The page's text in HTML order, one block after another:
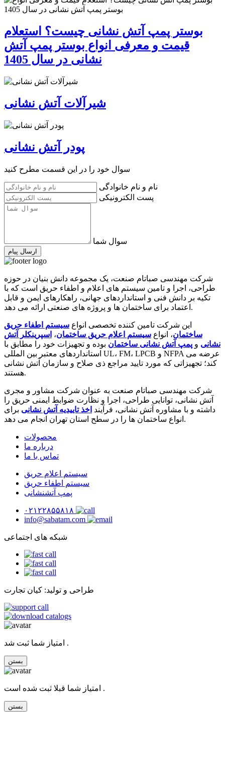
بوستر پمپ آتش نشانی چیست؟ استعلام
قیمت و معرفی انواع بوستر پمپ آتش
نشانی در سال 1405
شیرآلات آتش نشانی
پودر آتش نشانی
سوال خود را در این قسمت مطرح کنید
نام و نام خانوادگی
پست الکترونیکی
سوال شما
ارسال پیام
شرکت مهندسی صباتام صنعت، یک مجموعه دانش بنیان در حوزه
طراحی، اجرا و تامین سیستم های اعلام و اطفاء حریق است که با
تکیه بر دانش فنی و استانداردهای جهانی، راهکارهای ایمن و قابل
اعتماد برای ساختمان ها و پروژه های صنعتی ارائه می دهد.
این شرکت تامین کننده تخصصی انواع سیستم اطفاء حریق
ساختمان، انواع سیستم اعلام حریق ساختمان، اسپرینکلر آتش
نشانی و پمپ آتش نشانی ساختمان بوده و تجهیزات خود را مطابق با
استانداردهای معتبر بین المللی UL، FM، LPCB و NFPA عرضه می
کند؛ تجهیزاتی که مورد تایید مراجع ذی صلاح و سازمان آتش نشانی
هستند.
شرکت مهندسی صباتام صنعت به عنوان شرکت مشاور و مجری
آتش نشانی، توانایی طراحی، اجرا و نظارت ضوابط ایمنی حریق را
داشته و با مشاوره آتش نشانی، فرآیند اخذ تاییدیه آتش نشانی برای
انواع ساختمان ها را در سطح استان تهران انجام می دهد.
محصولات
درباره ما
تماس با ما
سیستم اعلام حریق
سیستم اطفاء حریق
پمپ آتشنشانی
۰۲۱۲۲۸۵۵۸۱۸
info@sabatam.com
شبکه های اجتماعی
طراحی و تولید: کیان تجارت
امتیاز شما ثبت شد .
بستن
امتیاز شما قبلا ثبت شده است .
بستن